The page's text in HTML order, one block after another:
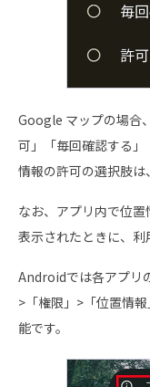
Google マップの場合
可」「毎回確認する
情報の許可の選択肢は
なお、アプリ内で位
表示されたときに、利
Androidでは各アプリ
>「権限」>「位置情
能です。